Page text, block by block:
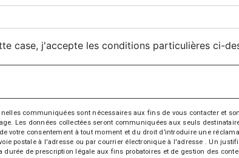
case, j'accepte les conditions particulières ci-
communiquées sont nécessaires aux fins de vous contacter et
Les données collectées seront communiquées aux seuls
votre consentement à tout moment et du droit d’introduire une
postale à l'adresse ou par courrier électronique à l'adresse . Un
durée de prescription légale aux fins probatoires et de gestion des